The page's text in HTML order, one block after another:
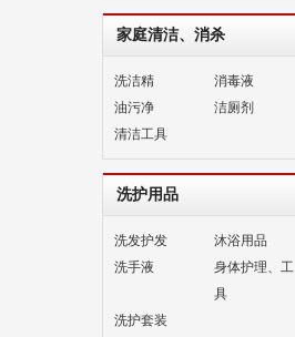
家庭清洁、消杀
洗洁精
消毒液
油污净
洁厕剂
清洁工具
洗护用品
洗发护发
沐浴用品
洗手液
身体护理、工
具
洗护套装